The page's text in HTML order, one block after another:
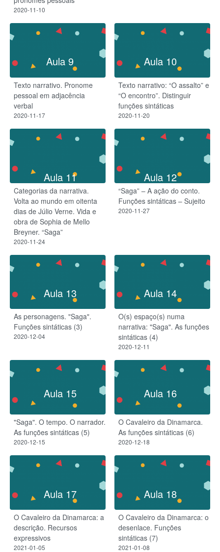
2020-11-10
Aula 9
Texto narrativo. Pronome
pessoal em adjacência
verbal
2020-11-17
Aula 10
Texto narrativo: “O assalto” e
“O encontro”.​ Distinguir
funções sintáticas
2020-11-20
Aula 11
Categorias da narrativa.
Volta ao mundo em oitenta
dias de Júlio Verne. Vida e
obra de Sophia de Mello
Breyner. “Saga”
2020-11-24
Aula 12
“Saga” – A ação do conto.
Funções sintáticas – Sujeito
2020-11-27
Aula 13
As personagens. "Saga".
Funções sintáticas (3)
2020-12-04
Aula 14
O(s) espaço(s) numa
narrativa: "Saga". As funções
sintáticas (4)
2020-12-11
Aula 15
"Saga". O tempo. O narrador.
As funções sintáticas (5)
2020-12-15
Aula 16
O Cavaleiro da Dinamarca.
As funções sintáticas (6)
2020-12-18
Aula 17
O Cavaleiro da Dinamarca: a
descrição. Recursos
expressivos
2021-01-05
Aula 18
O Cavaleiro da Dinamarca: o
desenlace. Funções
sintáticas (7)
2021-01-08